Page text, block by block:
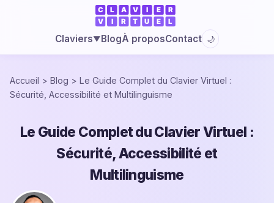
Claviers▼BlogÀ proposContact 🌙
Accueil > Blog > Le Guide Complet du Clavier Virtuel :
Sécurité, Accessibilité et Multilinguisme
Le Guide Complet du Clavier Virtuel :
Sécurité, Accessibilité et
Multilinguisme